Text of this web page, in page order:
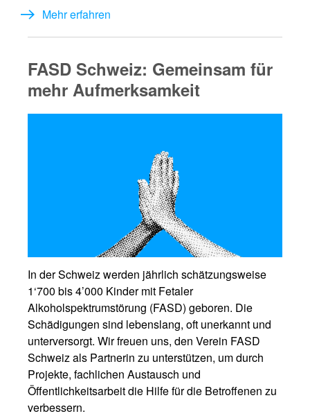
Mehr erfahren
FASD Schweiz: Gemeinsam für
mehr Aufmerksamkeit
In der Schweiz werden jährlich schätzungsweise
1‘700 bis 4’000 Kinder mit Fetaler
Alkoholspektrumstörung (FASD) geboren. Die
Schädigungen sind lebenslang, oft unerkannt und
unterversorgt. Wir freuen uns, den Verein FASD
Schweiz als Partnerin zu unterstützen, um durch
Projekte, fachlichen Austausch und
Öffentlichkeitsarbeit die Hilfe für die Betroffenen zu
verbessern.